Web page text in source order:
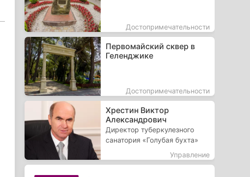
Достопримечательности
Первомайский сквер в
Геленджике
Достопримечательности
Хрестин Виктор
Александрович
Директор туберкулезного
санатория «Голубая бухта»
Управление